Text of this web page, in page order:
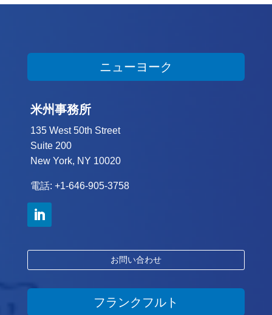
ニューヨーク
米州事務所
135 West 50th Street
Suite 200
New York, NY 10020
電話: +1-646-905-3758
お問い合わせ
フランクフルト